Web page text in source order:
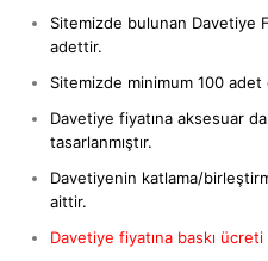
Sitemizde bulunan Davetiye
adettir.
Sitemizde minimum 100 adet
Davetiye fiyatına aksesuar
tasarlanmıştır.
Davetiyenin katlama/
aittir.
Davetiye fiyatına baskı